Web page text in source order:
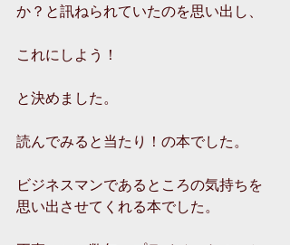
か？と訊ねられていたのを思い出し、
これにしよう！
と決めました。
読んでみると当たり！の本でした。
ビジネスマンであるところの気持ちを
思い出させてくれる本でした。